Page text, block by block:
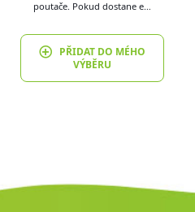
poutače. Pokud dostane e…
PŘIDAT DO MÉHO
VÝBĚRU